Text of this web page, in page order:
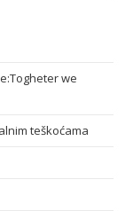
we
teškoćama